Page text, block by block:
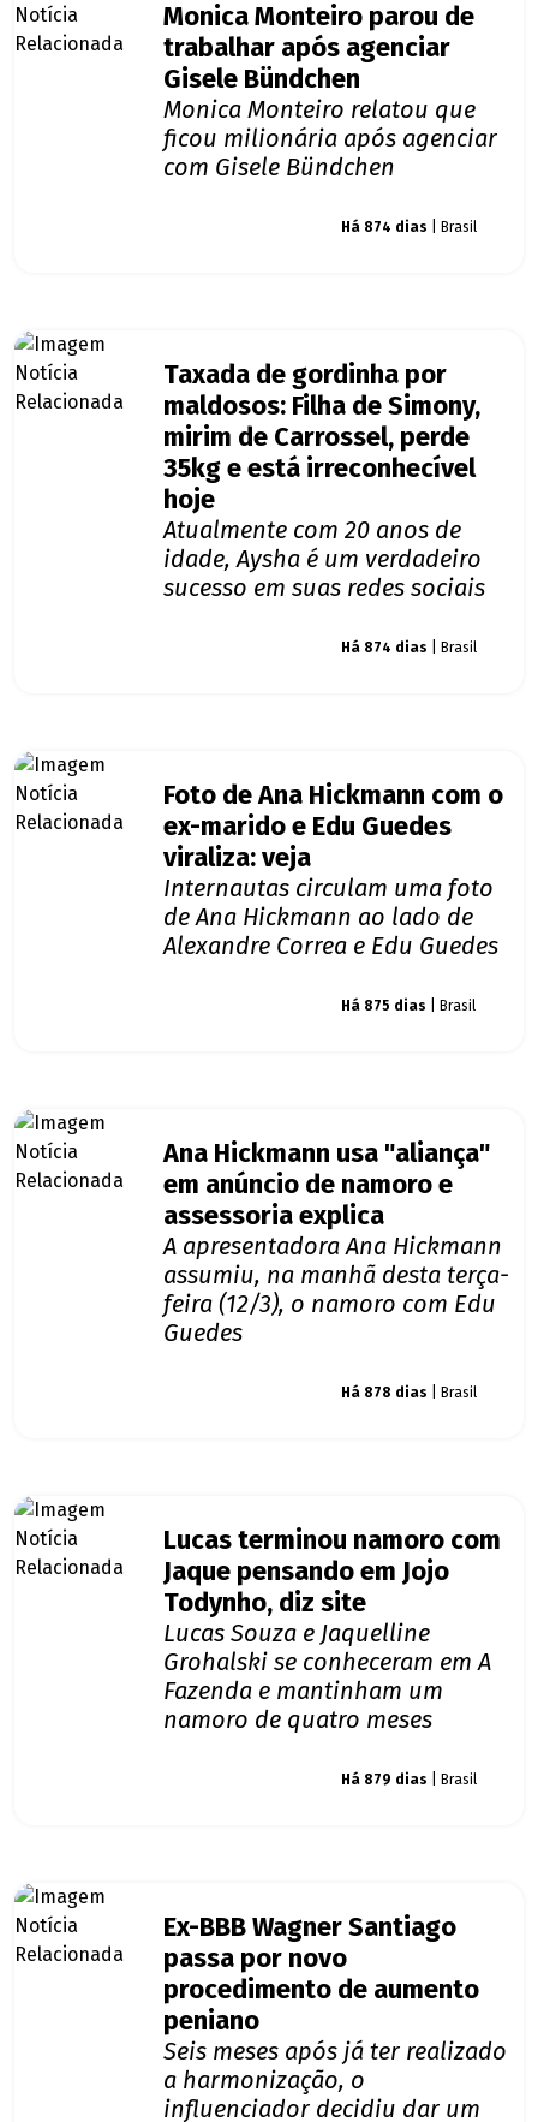
Monica Monteiro parou de
trabalhar após agenciar
Gisele Bündchen
Monica Monteiro relatou que
ficou milionária após agenciar
com Gisele Bündchen
Há 874 dias | Brasil
Taxada de gordinha por
maldosos: Filha de Simony,
mirim de Carrossel, perde
35kg e está irreconhecível
hoje
Atualmente com 20 anos de
idade, Aysha é um verdadeiro
sucesso em suas redes sociais
Há 874 dias | Brasil
Foto de Ana Hickmann com o
ex-marido e Edu Guedes
viraliza: veja
Internautas circulam uma foto
de Ana Hickmann ao lado de
Alexandre Correa e Edu Guedes
Há 875 dias | Brasil
Ana Hickmann usa "aliança"
em anúncio de namoro e
assessoria explica
A apresentadora Ana Hickmann
assumiu, na manhã desta terça-
feira (12/3), o namoro com Edu
Guedes
Há 878 dias | Brasil
Lucas terminou namoro com
Jaque pensando em Jojo
Todynho, diz site
Lucas Souza e Jaquelline
Grohalski se conheceram em A
Fazenda e mantinham um
namoro de quatro meses
Há 879 dias | Brasil
Ex-BBB Wagner Santiago
passa por novo
procedimento de aumento
peniano
Seis meses após já ter realizado
a harmonização, o
influenciador decidiu dar um